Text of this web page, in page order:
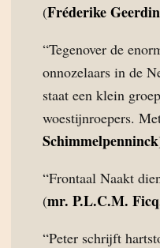
(Fréderike
“Tegenover de
onnozelaars in de
staat een klein
woestijnroepers.
Schimmelpenninck
“Frontaal Naakt
(mr. P.L.C.M.
“Peter schrijft